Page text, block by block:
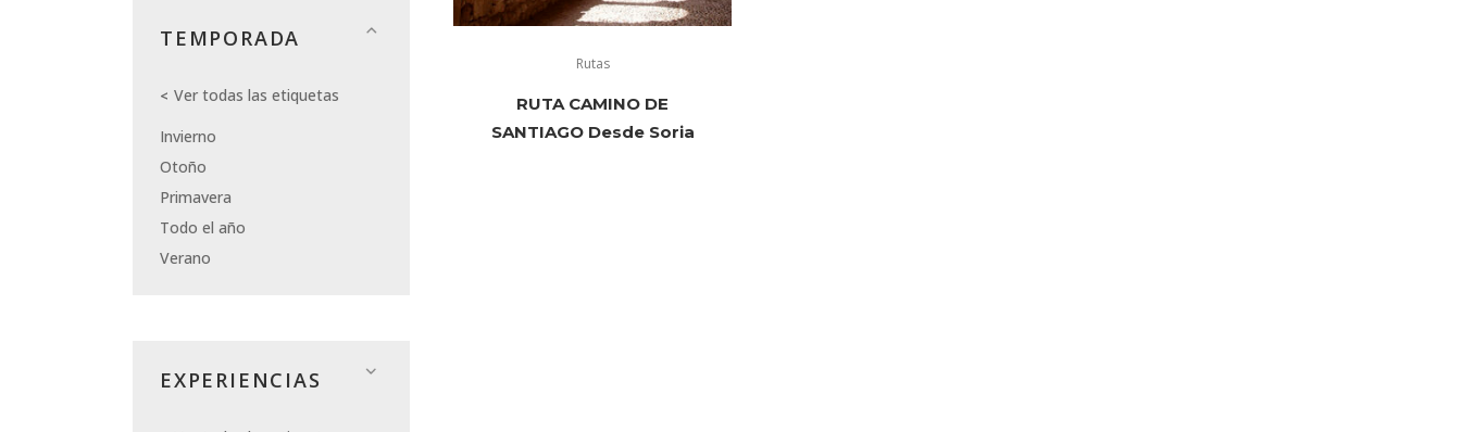
TEMPORADA
Ver todas las etiquetas
Invierno
Otoño
Primavera
Todo el año
Verano
EXPERIENCIAS
Rutas
RUTA CAMINO DE
SANTIAGO Desde Soria